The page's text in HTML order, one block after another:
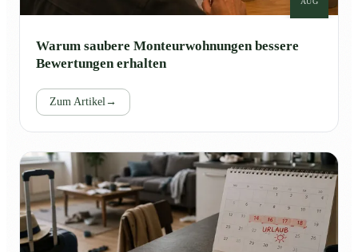
Warum saubere Monteurwohnungen bessere
Bewertungen erhalten
Zum Artikel→